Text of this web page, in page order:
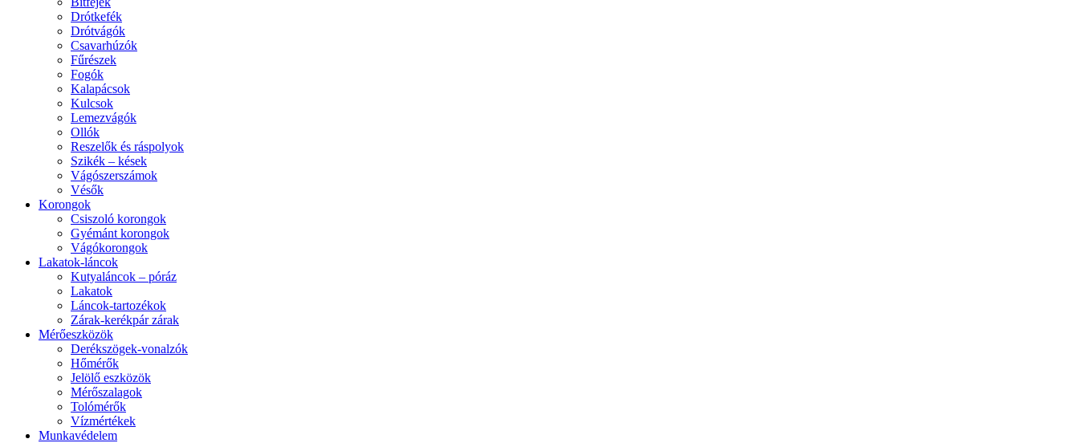
Drótkefék
Drótvágók
Csavarhúzók
Fűrészek
Fogók
Kalapácsok
Kulcsok
Lemezvágók
Ollók
Reszelők és ráspolyok
Szikék – kések
Vágószerszámok
Vésők
Korongok
Csiszoló korongok
Gyémánt korongok
Vágókorongok
Lakatok-láncok
Kutyaláncok – póráz
Lakatok
Láncok-tartozékok
Zárak-kerékpár zárak
Mérőeszközök
Derékszögek-vonalzók
Hőmérők
Jelölő eszközök
Mérőszalagok
Tolómérők
Vízmértékek
Munkavédelem